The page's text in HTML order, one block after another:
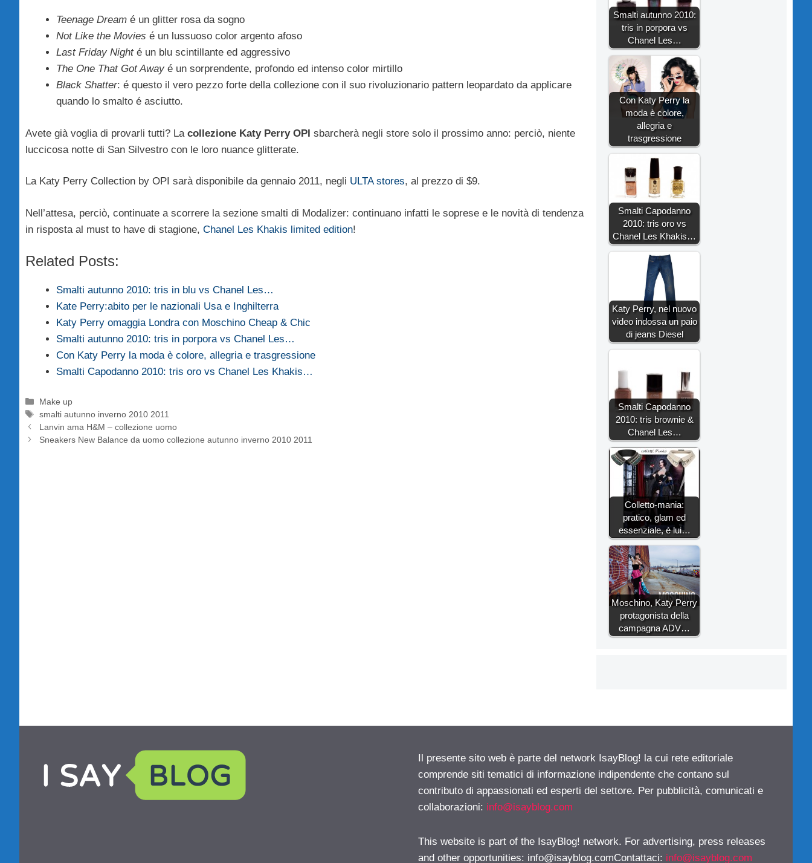
Teenage Dream é un glitter rosa da sogno
Not Like the Movies é un lussuoso color argento afoso
Last Friday Night é un blu scintillante ed aggressivo
The One That Got Away é un sorprendente, profondo ed intenso color mirtillo
Black Shatter: é questo il vero pezzo forte della collezione con il suo rivoluzionario pattern leopardato da applicare
quando lo smalto é asciutto.
Avete già voglia di provarli tutti? La collezione Katy Perry OPI sbarcherà negli store solo il prossimo anno: perciò, niente
luccicosa notte di San Silvestro con le loro nuance glitterate.
La Katy Perry Collection by OPI sarà disponibile da gennaio 2011, negli ULTA stores, al prezzo di $9.
Nell’attesa, perciò, continuate a scorrere la sezione smalti di Modalizer: continuano infatti le soprese e le novità di tendenza
in risposta al must to have di stagione, Chanel Les Khakis limited edition!
Related Posts:
Smalti autunno 2010: tris in blu vs Chanel Les…
Kate Perry:abito per le nazionali Usa e Inghilterra
Katy Perry omaggia Londra con Moschino Cheap & Chic
Smalti autunno 2010: tris in porpora vs Chanel Les…
Con Katy Perry la moda è colore, allegria e trasgressione
Smalti Capodanno 2010: tris oro vs Chanel Les Khakis…
Categorie
Make up
Tag
smalti autunno inverno 2010 2011
Lanvin ama H&M – collezione uomo
Sneakers New Balance da uomo collezione autunno inverno 2010 2011
Smalti autunno 2010:
tris in porpora vs
Chanel Les…
Con Katy Perry la
moda è colore,
allegria e
trasgressione
Smalti Capodanno
2010: tris oro vs
Chanel Les Khakis…
Katy Perry, nel nuovo
video indossa un paio
di jeans Diesel
Smalti Capodanno
2010: tris brownie &
Chanel Les…
Colletto-mania:
pratico, glam ed
essenziale, è lui…
Moschino, Katy Perry
protagonista della
campagna ADV…
Il presente sito web è parte del network IsayBlog! la cui rete editoriale
comprende siti tematici di informazione indipendente che contano sul
contributo di appassionati ed esperti del settore. Per pubblicità, comunicati e
collaborazioni: info@isayblog.com
This website is part of the IsayBlog! network. For advertising, press releases
and other opportunities: info@isayblog.comContattaci: info@isayblog.com